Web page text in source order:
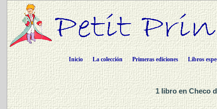
Inicio La colección Primeras ediciones Libros
1 libro en Checo